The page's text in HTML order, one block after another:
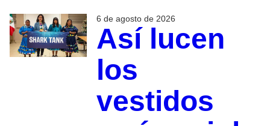
6 de agosto de 2026
Así lucen
los
vestidos